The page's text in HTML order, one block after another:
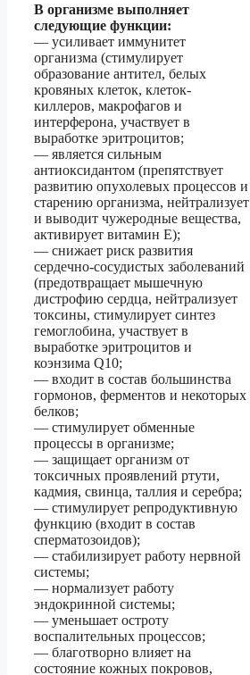
В организме выполняет
следующие функции:
— усиливает иммунитет
организма (стимулирует
образование антител, белых
кровяных клеток, клеток-
киллеров, макрофагов и
интерферона, участвует в
выработке эритроцитов;
— является сильным
антиоксидантом (препятствует
развитию опухолевых процессов и
старению организма, нейтрализует
и выводит чужеродные вещества,
активирует витамин Е);
— снижает риск развития
сердечно-сосудистых заболеваний
(предотвращает мышечную
дистрофию сердца, нейтрализует
токсины, стимулирует синтез
гемоглобина, участвует в
выработке эритроцитов и
коэнзима Q10;
— входит в состав большинства
гормонов, ферментов и некоторых
белков;
— стимулирует обменные
процессы в организме;
— защищает организм от
токсичных проявлений ртути,
кадмия, свинца, таллия и серебра;
— стимулирует репродуктивную
функцию (входит в состав
сперматозоидов);
— стабилизирует работу нервной
системы;
— нормализует работу
эндокринной системы;
— уменьшает остроту
воспалительных процессов;
— благотворно влияет на
состояние кожных покровов,